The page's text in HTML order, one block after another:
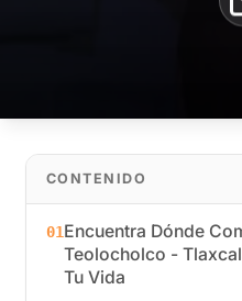
CONTENIDO
01Encuentra Dónde
Teolocholco -
Tu Vida